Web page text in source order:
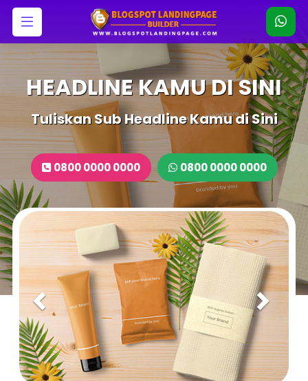
HEADLINE KAMU DI SINI
Tuliskan Sub Headline Kamu di Sini
0800 0000 0000 0800 0000 0000
Previous Next